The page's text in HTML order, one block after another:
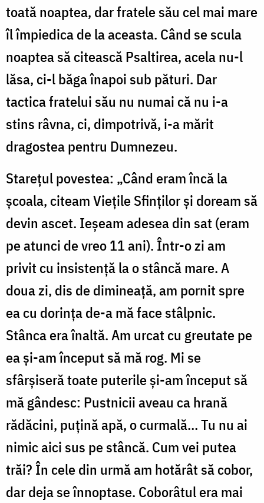
toată noaptea, dar fratele său cel mai mare
îl împiedica de la aceasta. Când se scula
noaptea să citească Psaltirea, acela nu-l
lăsa, ci-l băga înapoi sub pături. Dar
tactica fratelui său nu numai că nu i-a
stins râvna, ci, dimpotrivă, i-a mărit
dragostea pentru Dumnezeu.
Starețul povestea: „Când eram încă la
școala, citeam Viețile Sfinților și doream să
devin ascet. Ieșeam adesea din sat (eram
pe atunci de vreo 11 ani). Într-o zi am
privit cu insistență la o stâncă mare. A
doua zi, dis de dimineață, am pornit spre
ea cu dorința de-a mă face stâlpnic.
Stânca era înaltă. Am urcat cu greutate pe
ea și-am început să mă rog. Mi se
sfârșiseră toate puterile și-am început să
mă gândesc: Pustnicii aveau ca hrană
rădăcini, puțină apă, o curmală… Tu nu ai
nimic aici sus pe stâncă. Cum vei putea
trăi? În cele din urmă am hotărât să cobor,
dar deja se înnoptase. Coborâtul era mai